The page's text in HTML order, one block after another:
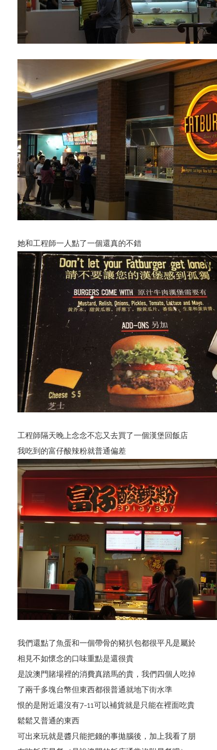
她和工程師一人點了一個還真的不錯
工程師隔天晚上念念不忘又去買了一個漢堡回飯店
我吃到的富仔酸辣粉就普通偏差
我們還點了魚蛋和一個帶骨的豬扒包都很平凡是屬於
相見不如懷念的口味重點是還很貴
是說澳門賭場裡的消費真踏馬的貴，我們四個人吃掉
了兩千多塊台幣但東西都很普通就地下街水準
恨的是附近還沒有7-11可以補貨就是只能在裡面吃貴
鬆鬆又普通的東西
可出來玩就是醬只能把錢的事拋腦後，加上我看了朋